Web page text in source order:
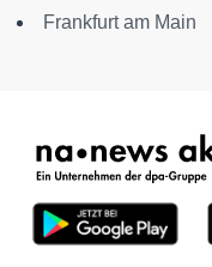
Frankfurt am Main